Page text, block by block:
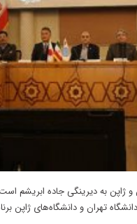
و ژاپن به دیرینگی جاده ابریشم
تهران و دانشگاه‌های ژاپن